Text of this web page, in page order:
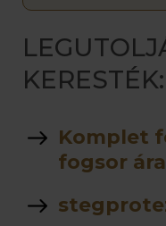
KERESTÉK:
Komplet
fogsor ára